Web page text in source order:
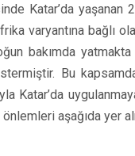
Katar’da yaşanan
varyantına bağlı
bakımda
Bu
Katar’da
önlemleri aşağıda yer